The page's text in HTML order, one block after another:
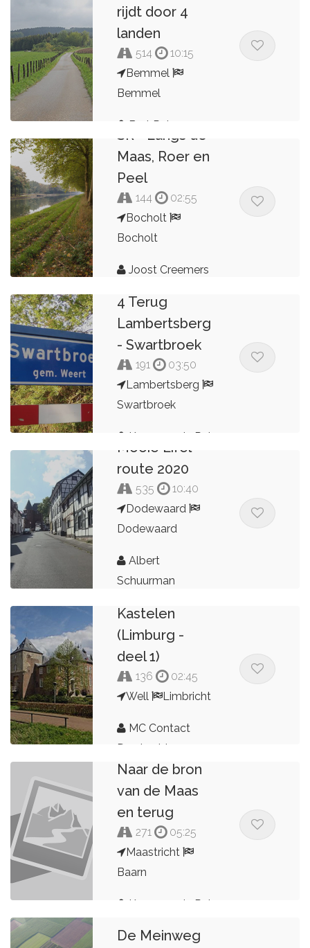
rijdt door 4
landen
514
10:15
Bemmel
Bemmel
Bert Peters
SR - Langs de
Maas, Roer en
Peel
144
02:55
Bocholt
Bocholt
Joost Creemers
Lambertsberg
4 Terug
Lambertsberg
- Swartbroek
191
03:50
Lambertsberg
Swartbroek
Kees van de Pol
Mooie Eifel
route 2020
535
10:40
Dodewaard
Dodewaard
Albert
Schuurman
Kastelen
(Limburg -
deel 1)
136
02:45
Well
Limbricht
MC Contact
Dordrecht
Dag 5 vd 5
Naar de bron
van de Maas
en terug
271
05:25
Maastricht
Baarn
Kees van de Pol
De Meinweg